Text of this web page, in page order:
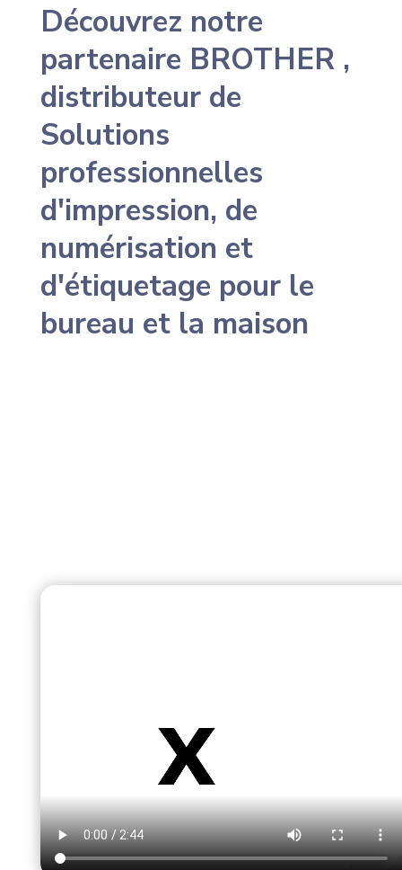
Découvrez notre
partenaire BROTHER ,
distributeur de
Solutions
professionnelles
d'impression, de
numérisation et
d'étiquetage pour le
bureau et la maison